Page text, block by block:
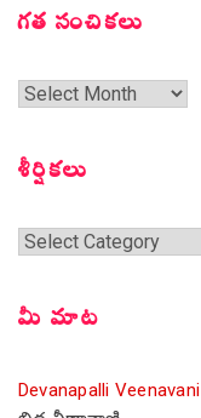
గత సంచికలు
గత
శీర్షికలు
శీర్షికలు
మీ మాట
Devanapalli Veenavani